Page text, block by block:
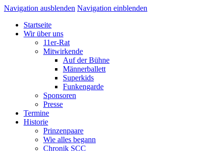
Navigation ausblenden Navigation einblenden
Startseite
Wir über uns
11er-Rat
Mitwirkende
Auf der Bühne
Männerballett
Superkids
Funkengarde
Sponsoren
Presse
Termine
Historie
Prinzenpaare
Wie alles begann
Chronik SCC